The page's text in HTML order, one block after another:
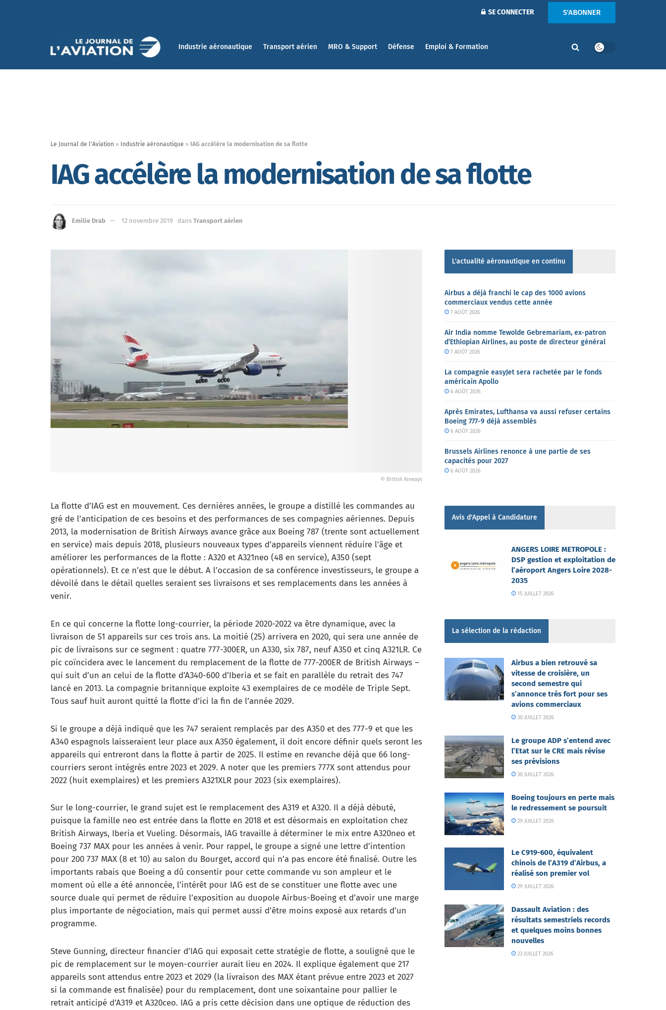
SE CONNECTER S'ABONNER
Industrie aéronautique Transport aérien MRO & Support Défense Emploi & Formation
Le Journal de l'Aviation » Industrie aéronautique » IAG accélère la modernisation de sa flotte
IAG accélère la modernisation de sa flotte
Emilie Drab 12 novembre 2019 dans Transport aérien
© British Airways
La flotte d’IAG est en mouvement. Ces dernières années, le groupe a distillé les commandes au
gré de l’anticipation de ces besoins et des performances de ses compagnies aériennes. Depuis
2013, la modernisation de British Airways avance grâce aux Boeing 787 (trente sont actuellement
en service) mais depuis 2018, plusieurs nouveaux types d’appareils viennent réduire l’âge et
améliorer les performances de la flotte : A320 et A321neo (48 en service), A350 (sept
opérationnels). Et ce n’est que le début. A l’occasion de sa conférence investisseurs, le groupe a
dévoilé dans le détail quelles seraient ses livraisons et ses remplacements dans les années à
venir.
En ce qui concerne la flotte long-courrier, la période 2020-2022 va être dynamique, avec la
livraison de 51 appareils sur ces trois ans. La moitié (25) arrivera en 2020, qui sera une année de
pic de livraisons sur ce segment : quatre 777-300ER, un A330, six 787, neuf A350 et cinq A321LR. Ce
pic coïncidera avec le lancement du remplacement de la flotte de 777-200ER de British Airways –
qui suit d’un an celui de la flotte d’A340-600 d’Iberia et se fait en parallèle du retrait des 747
lancé en 2013. La compagnie britannique exploite 43 exemplaires de ce modèle de Triple Sept.
Tous sauf huit auront quitté la flotte d’ici la fin de l’année 2029.
Si le groupe a déjà indiqué que les 747 seraient remplacés par des A350 et des 777-9 et que les
A340 espagnols laisseraient leur place aux A350 également, il doit encore définir quels seront les
appareils qui entreront dans la flotte à partir de 2025. Il estime en revanche déjà que 66 long-
courriers seront intégrés entre 2023 et 2029. A noter que les premiers 777X sont attendus pour
2022 (huit exemplaires) et les premiers A321XLR pour 2023 (six exemplaires).
Sur le long-courrier, le grand sujet est le remplacement des A319 et A320. Il a déjà débuté,
puisque la famille neo est entrée dans la flotte en 2018 et est désormais en exploitation chez
British Airways, Iberia et Vueling. Désormais, IAG travaille à déterminer le mix entre A320neo et
Boeing 737 MAX pour les années à venir. Pour rappel, le groupe a signé une lettre d’intention
pour 200 737 MAX (8 et 10) au salon du Bourget, accord qui n’a pas encore été finalisé. Outre les
importants rabais que Boeing a dû consentir pour cette commande vu son ampleur et le
moment où elle a été annoncée, l’intérêt pour IAG est de se constituer une flotte avec une
source duale qui permet de réduire l’exposition au duopole Airbus-Boeing et d’avoir une marge
plus importante de négociation, mais qui permet aussi d’être moins exposé aux retards d’un
programme.
Steve Gunning, directeur financier d’IAG qui exposait cette stratégie de flotte, a souligné que le
pic de remplacement sur le moyen-courrier aurait lieu en 2024. Il explique également que 217
appareils sont attendus entre 2023 et 2029 (la livraison des MAX étant prévue entre 2023 et 2027
si la commande est finalisée) pour du remplacement, dont une soixantaine pour pallier le
retrait anticipé d’A319 et A320ceo. IAG a pris cette décision dans une optique de réduction des
L'actualité aéronautique en continu
Airbus a déjà franchi le cap des 1000 avions
commerciaux vendus cette année
7 AOÛT 2026
Air India nomme Tewolde Gebremariam, ex-patron
d’Ethiopian Airlines, au poste de directeur général
7 AOÛT 2026
La compagnie easyJet sera rachetée par le fonds
américain Apollo
6 AOÛT 2026
Après Emirates, Lufthansa va aussi refuser certains
Boeing 777-9 déjà assemblés
6 AOÛT 2026
Brussels Airlines renonce à une partie de ses
capacités pour 2027
6 AOÛT 2026
Avis d'Appel à Candidature
ANGERS LOIRE METROPOLE :
DSP gestion et exploitation de
l’aéroport Angers Loire 2028-
2035
15 JUILLET 2026
La sélection de la rédaction
Airbus a bien retrouvé sa
vitesse de croisière, un
second semestre qui
s’annonce très fort pour ses
avions commerciaux
30 JUILLET 2026
Le groupe ADP s’entend avec
l’Etat sur le CRE mais révise
ses prévisions
30 JUILLET 2026
Boeing toujours en perte mais
le redressement se poursuit
29 JUILLET 2026
Le C919-600, équivalent
chinois de l’A319 d’Airbus, a
réalisé son premier vol
29 JUILLET 2026
Dassault Aviation : des
résultats semestriels records
et quelques moins bonnes
nouvelles
23 JUILLET 2026